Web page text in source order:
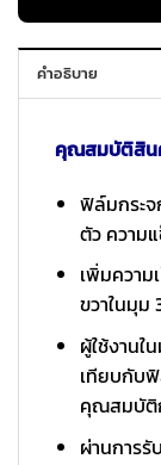
คำอธิบาย
คุณสมบัติสิน
ฟิล์มกระ
ตัว ความ
เพิ่มควา
ขวาในมุม
ผู้ใช้งานใ
เทียบกับ
คุณสมบัติ
ผ่านการรั